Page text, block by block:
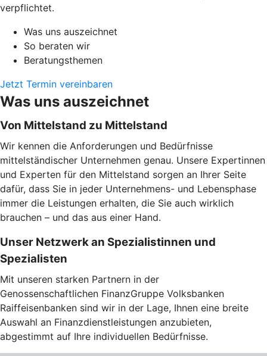
verpflichtet.
Was uns auszeichnet
So beraten wir
Beratungsthemen
Jetzt Termin vereinbaren
Was uns auszeichnet
Von Mittelstand zu Mittelstand
Wir kennen die Anforderungen und Bedürfnisse
mittelständischer Unternehmen genau. Unsere Expertinnen
und Experten für den Mittelstand sorgen an Ihrer Seite
dafür, dass Sie in jeder Unternehmens- und Lebensphase
immer die Leistungen erhalten, die Sie auch wirklich
brauchen – und das aus einer Hand.
Unser Netzwerk an Spezialistinnen und
Spezialisten
Mit unseren starken Partnern in der
Genossenschaftlichen FinanzGruppe Volksbanken
Raiffeisenbanken sind wir in der Lage, Ihnen eine breite
Auswahl an Finanzdienstleistungen anzubieten,
abgestimmt auf Ihre individuellen Bedürfnisse.